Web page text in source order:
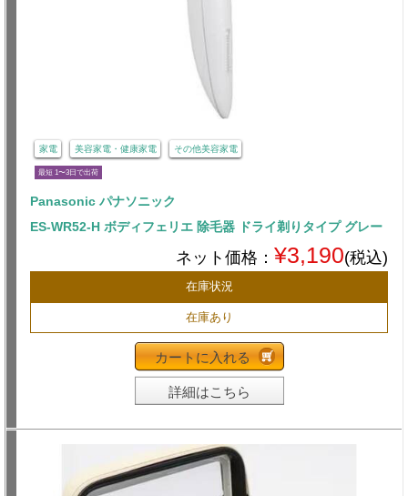
家電 美容家電・健康家電 その他美容家電
最短 1〜3日で出荷
Panasonic パナソニック
ES-WR52-H ボディフェリエ 除毛器 ドライ剃りタイプ グレー
ネット価格： ¥3,190(税込)
在庫状況
在庫あり
カートに入れる
詳細はこちら